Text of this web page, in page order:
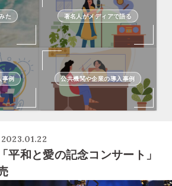
た 著名人がメディアで語る
事例 公共機関や企業の導入事例
2023.01.22
平和と愛の記念コンサート」